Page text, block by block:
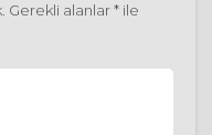
Gerekli alanlar* ile